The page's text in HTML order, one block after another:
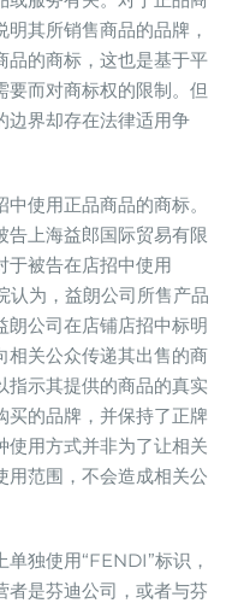
其所销售商品的品牌，
品的商标，这也是基于平
而对商标权的限制。但
边界却存在法律适用争
使用正品商品的商标。
告上海益郎国际贸易有限
于被告在店招中使用
认为，益朗公司所售产品
朗公司在店铺店招中标明
相关公众传递其出售的商
指示其提供的商品的真实
买的品牌，并保持了正牌
使用方式并非为了让相关
用范围，不会造成相关公
独使用“FENDI”标识，
者是芬迪公司，或者与芬